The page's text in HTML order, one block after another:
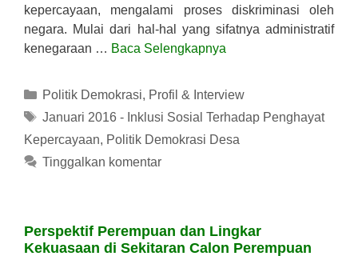
kepercayaan, mengalami proses diskriminasi oleh
negara. Mulai dari hal-hal yang sifatnya administratif
kenegaraan … Baca Selengkapnya
Kategori
Politik Demokrasi, Profil & Interview
Tag
Januari 2016 - Inklusi Sosial Terhadap Penghayat
Kepercayaan, Politik Demokrasi Desa
Tinggalkan komentar
Perspektif Perempuan dan Lingkar
Kekuasaan di Sekitaran Calon Perempuan